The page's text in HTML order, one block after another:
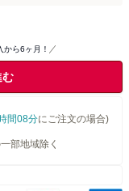
ら6ヶ月！
む
間08分にご注文の場合)
部地域除く